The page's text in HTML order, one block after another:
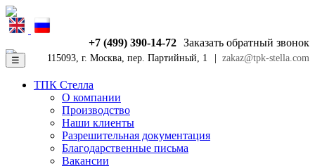
Заказать обратный звонок
+7 (499) 390-14-72
zakaz@tpk-stella.com
115093, г. Москва, пер. Партийный, 1
☰
ТПК Стелла
О компании
Производство
Наши клиенты
Разрешительная документация
Благодарственные письма
Вакансии